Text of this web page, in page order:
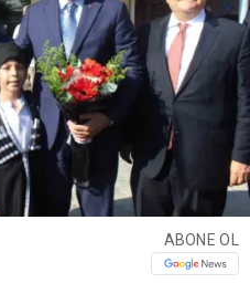
ABONE OL